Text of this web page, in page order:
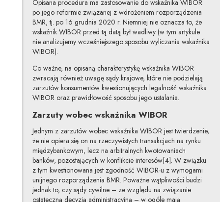
Opisana procedura ma zastosowanie do wskaźnika WIBOR
po jego reformie związanej z wdrożeniem rozporządzenia
BMR, tj. po 16 grudnia 2020 r. Niemniej nie oznacza to, że
wskaźnik WIBOR przed tą datą był wadliwy (w tym artykule
nie analizujemy wcześniejszego sposobu wyliczania wskaźnika
WIBOR).
Co ważne, na opisaną charakterystykę wskaźnika WIBOR
zwracają również uwagę sądy krajowe, które nie podzielają
zarzutów konsumentów kwestionujących legalność wskaźnika
WIBOR oraz prawidłowość sposobu jego ustalania.
Zarzuty wobec wskaźnika WIBOR
Jednym z zarzutów wobec wskaźnika WIBOR jest twierdzenie,
że nie opiera się on na rzeczywistych transakcjach na rynku
międzybankowym, lecz na arbitralnych kwotowaniach
banków, pozostających w konflikcie interesów[4]. W związku
z tym kwestionowana jest zgodność WIBOR-u z wymogami
unijnego rozporządzenia BMR. Poważne wątpliwości budzi
jednak to, czy sądy cywilne – ze względu na związanie
ostateczną decyzją administracyjną – w ogóle mają